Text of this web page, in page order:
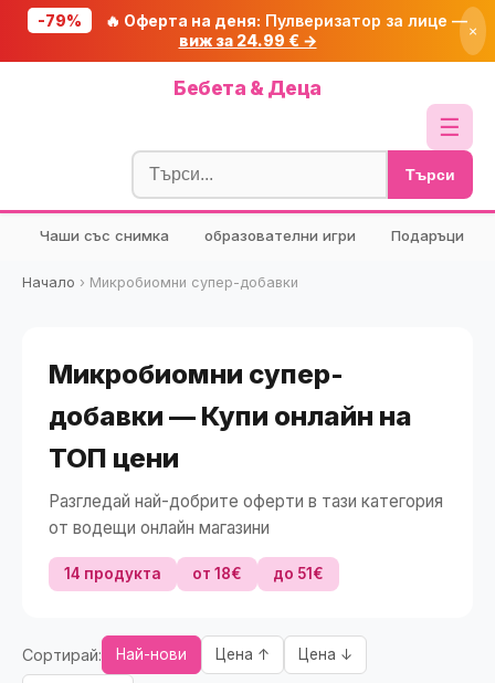
-79% 🔥 Оферта на деня: Пулверизатор за лице —
виж за 24.99 € →
×
Бебета & Деца
☰
Блог
🧮 Калкулатори
🔍 Намери продукт
🎁 Подарък
Търси
Чаши със снимка образователни игри Подаръци
Начало › Микробиомни супер-добавки
Микробиомни супер-
добавки — Купи онлайн на
ТОП цени
Разгледай най-добрите оферти в тази категория
от водещи онлайн магазини
14 продукта от 18€ до 51€
Сортирай: Най-нови Цена ↑ Цена ↓